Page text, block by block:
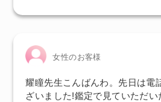
女性のお客様
耀瞳先生こんばんわ。先日は電
ざいました!鑑定で見ていただ